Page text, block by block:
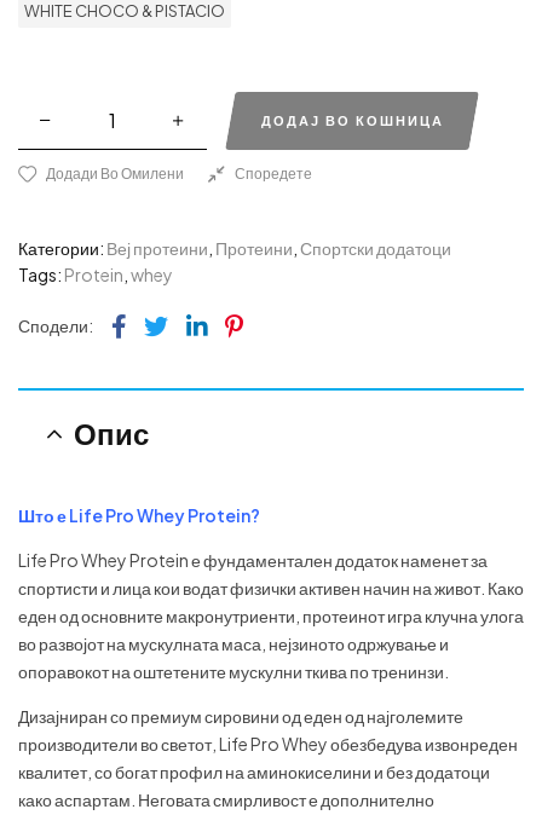
WHITE CHOCO & PISTACIO
ДОДАЈ ВО КОШНИЦА
Додади Во Омилени Споредете
Категории: Веј протеини Протеини Спортски додатоци
Tags: Protein whey
Сподели: Facebook
TwitterLinkedin
Pinterest
Опис
Што е Life Pro Whey Protein?
Life Pro Whey Protein е фундаментален додаток наменет за
спортисти и лица кои водат физички активен начин на живот. Како
еден од основните макронутриенти, протеинот игра клучна улога
во развојот на мускулната маса, нејзиното одржување и
опоравокот на оштетените мускулни ткива по тренинзи.
Дизајниран со премиум сировини од еден од најголемите
производители во светот, Life Pro Whey обезбедува извонреден
квалитет, со богат профил на аминокиселини и без додатоци
како аспартам. Неговата смирливост е дополнително